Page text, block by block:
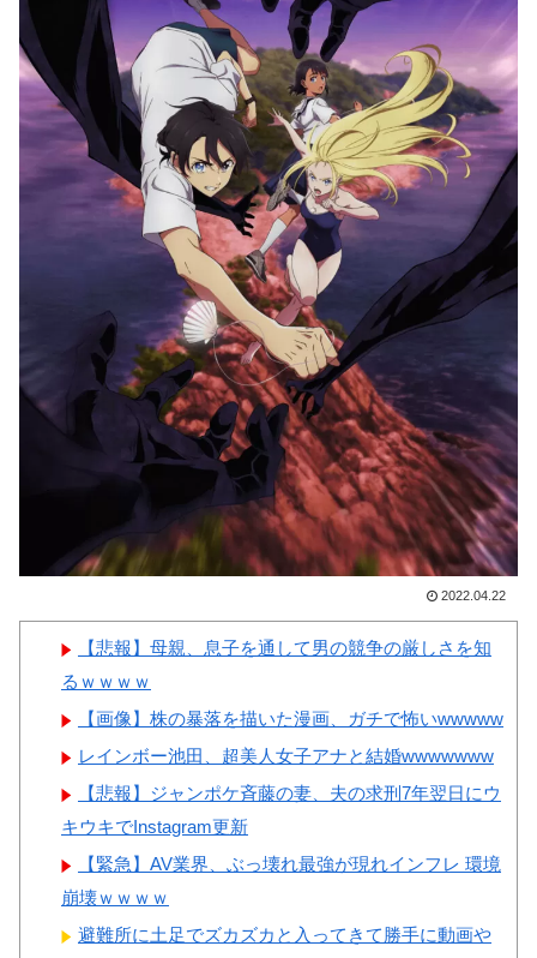
── ちゅっちゅしながらの濃厚
エッ画像♪
海外「日本よ、お前がナンバ
ーワンだ」 熊本地震直後の日
本の対応のスピードに世界が衝
【画像】顔100点、体30点の
Powered by livedoor 相互RSS
てないようだけど…（ﾌﾞﾙﾌﾞ
ﾙ」＝韓国の反応
韓国人「日本でもボールペン
を作れるくらいなら、韓国が本
気を出せばすぐ作れるはずで
す」
韓国人「日本の某ゲームが米
国進出した当時、アメリカ国内
で巻き起こった熱狂的ブームの
様子がこちら…」＝韓国の反応
韓国人「国際的な恥さらし
だ」日本サッカー協会、韓国で
性接待疑惑関連の審判4人を調
査開始
韓国人「韓国人が『日本の地
下鉄は複雑すぎる』と感じる驚
きの理由がこちらです‥」
→「あまりの難易度の高さに冷
や汗をかいた‥」
Powered by livedoor 相互RSS
2022.04.22
【悲報】母親、息子を通して男の競争の厳しさを知
るｗｗｗｗ
【画像】株の暴落を描いた漫画、ガチで怖いwwwww
レインボー池田、超美人女子アナと結婚wwwwwww
【悲報】ジャンポケ斉藤の妻、夫の求刑7年翌日にウ
キウキでInstagram更新
【緊急】AV業界、ぶっ壊れ最強が現れインフレ 環境
崩壊ｗｗｗｗ
避難所に土足でズカズカと入ってきて勝手に動画や